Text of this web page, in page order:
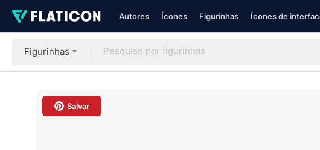
Autores Ícones Figurinhas Ícones de
Figurinhas
Salvar